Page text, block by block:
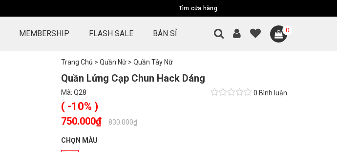
Tìm cửa hàng
MEMBERSHIP FLASH SALE BÁN SỈ 0
Trang Chủ > Quần Nữ> Quần Tây Nữ
Quần Lửng Cạp Chun Hack Dáng
Mã: Q28 0 Bình luận
( -10% )
750.000₫-830.000₫
CHỌN MÀU